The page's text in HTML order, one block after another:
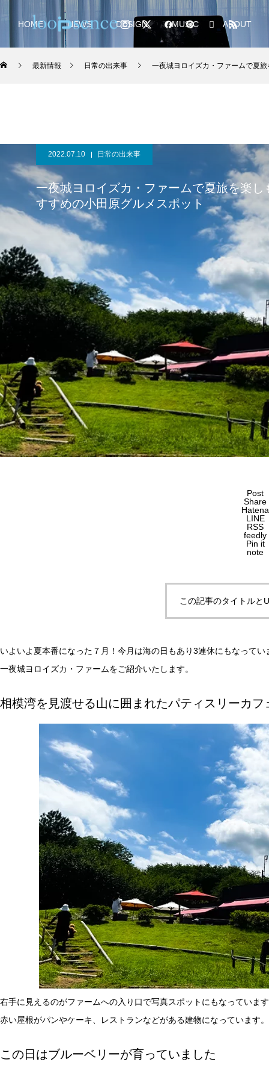
HOME NEWS DESIGN MUSIC ABOUT
最新情報 日常の出来事 一夜城ヨロイズカ・ファームで夏旅
2022.07.10 日常の出来事
一夜城ヨロイズカ・ファームで夏旅を楽
すすめの小田原グルメスポット
Post
Share
Hatena
LINE
RSS
feedly
Pin it
note
この記事のタイトルと
いよいよ夏本番になった７月！今月は海の日もあり3連休にもなって
一夜城ヨロイズカ・ファームをご紹介いたします。
相模湾を見渡せる山に囲まれたパティスリーカフ
右手に見えるのがファームへの入り口で写真スポットにもなっていま
赤い屋根がパンやケーキ、レストランなどがある建物になっています。
この日はブルーベリーが育っていました